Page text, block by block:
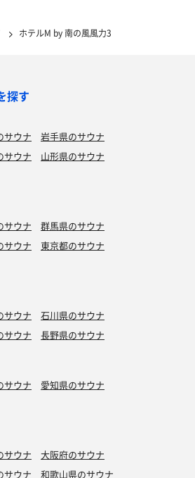
ホテルM by 南の風風力3
探す
サウナ
岩手県のサウナ
サウナ
山形県のサウナ
サウナ
群馬県のサウナ
サウナ
東京都のサウナ
サウナ
石川県のサウナ
サウナ 長野県のサウナ
サウナ
愛知県のサウナ
サウナ
大阪府のサウナ
サウナ 和歌山県のサウナ